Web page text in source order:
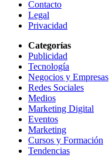
Contacto
Legal
Privacidad
Categorías
Publicidad
Tecnología
Negocios y Empresas
Redes Sociales
Medios
Marketing Digital
Eventos
Marketing
Cursos y Formación
Tendencias